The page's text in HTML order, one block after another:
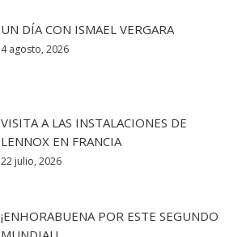
UN DÍA CON ISMAEL VERGARA
4 agosto, 2026
VISITA A LAS INSTALACIONES DE
LENNOX EN FRANCIA
22 julio, 2026
¡ENHORABUENA POR ESTE SEGUNDO